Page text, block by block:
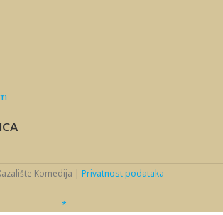
Komedija | Privatnost podataka
*